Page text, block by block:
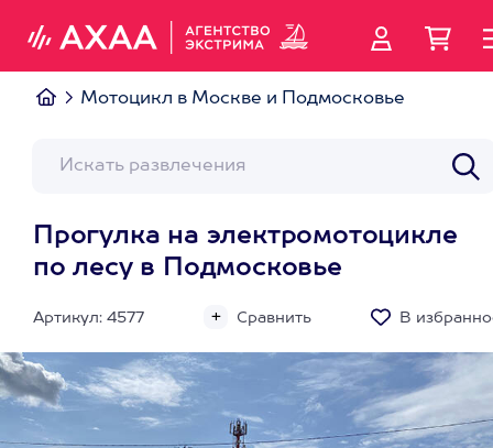
Мотоцикл в Москве и Подмосковье
Прогулка на электромотоцикле
по лесу в Подмосковье
Артикул: 4577 Сравнить В